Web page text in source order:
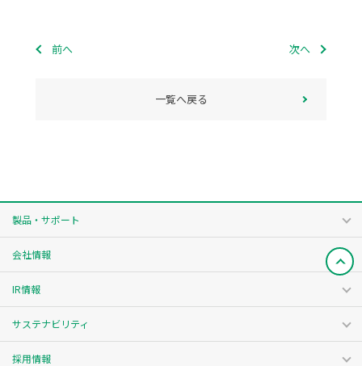
前へ 次へ
一覧へ戻る
製品・サポート
会社情報
IR情報
サステナビリティ
採用情報